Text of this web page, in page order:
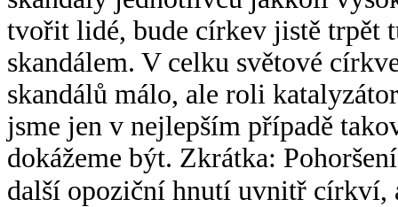
tvořit lidé, bude církev jistě trpět
skandálem. V celku světové
skandálů málo, ale roli
jsme jen v nejlepším případě
dokážeme být. Zkrátka:
další opoziční hnutí uvnitř